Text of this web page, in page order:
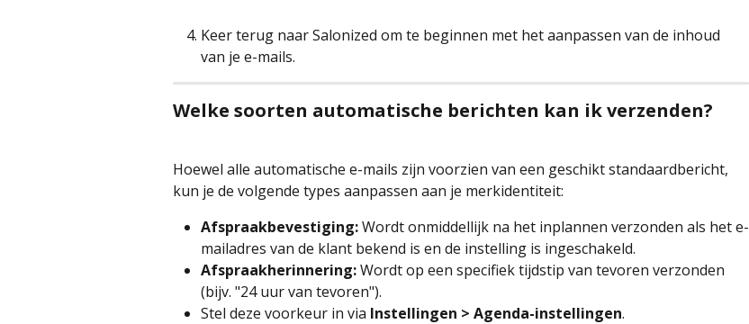
Keer terug naar Salonized om te beginnen met het aanpassen van de inhoud
van je e-mails.
Welke soorten automatische berichten kan ik verzenden?
Hoewel alle automatische e-mails zijn voorzien van een geschikt standaardbericht,
kun je de volgende types aanpassen aan je merkidentiteit:
Afspraakbevestiging: Wordt onmiddellijk na het inplannen verzonden als het e-
mailadres van de klant bekend is en de instelling is ingeschakeld.
Afspraakherinnering: Wordt op een specifiek tijdstip van tevoren verzonden
(bijv. "24 uur van tevoren").
Stel deze voorkeur in via Instellingen > Agenda-instellingen.